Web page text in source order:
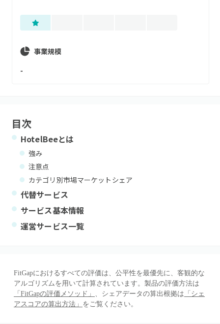
事業規模
-
目次
HotelBeeとは
強み
注意点
カテゴリ別市場マーケットシェア
代替サービス
サービス基本情報
運営サービス一覧
FitGapにおけるすべての評価は、公平性を最優先に、客観的な
アルゴリズムを用いて計算されています。製品の評価方法は
「FitGapの評価メソッド」 、シェアデータの算出根拠は 「シェ
アスコアの算出方法」 をご覧ください。